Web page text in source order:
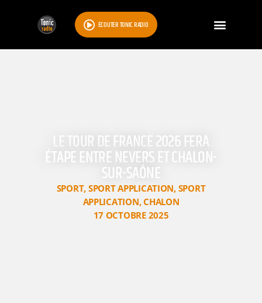
ÉCOUTER TONIC RADIO
LE TOUR DE FRANCE 2026 FERA
ÉTAPE ENTRE NEVERS ET CHALON-
SUR-SAÔNE
SPORT, SPORT APPLICATION, SPORT
APPLICATION,CHALON
17 OCTOBRE 2025